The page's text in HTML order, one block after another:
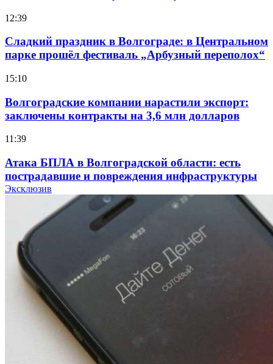
12:39
Сладкий праздник в Волгограде: в Центральном
парке прошёл фестиваль „Арбузный переполох“
15:10
Волгоградские компании нарастили экспорт:
заключены контракты на 3,6 млн долларов
11:39
Атака БПЛА в Волгоградской области: есть
пострадавшие и повреждения инфраструктуры
Волгоградские вузы в топе зарплатного
рейтинга: ВолгГТУ и ВолгГМУ вошли в топ‑15
для химической отрасли и фармацевтики
18:39
В Красноармейском районе Волгограда стартует
конкурс на ремонт моста через Волго‑Донской
судоходный канал
Эксклюзив